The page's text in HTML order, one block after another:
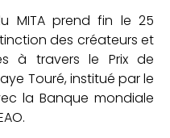
MITA prend fin le 25
des créateurs et
à travers le Prix de
Touré, institué par le
la Banque mondiale